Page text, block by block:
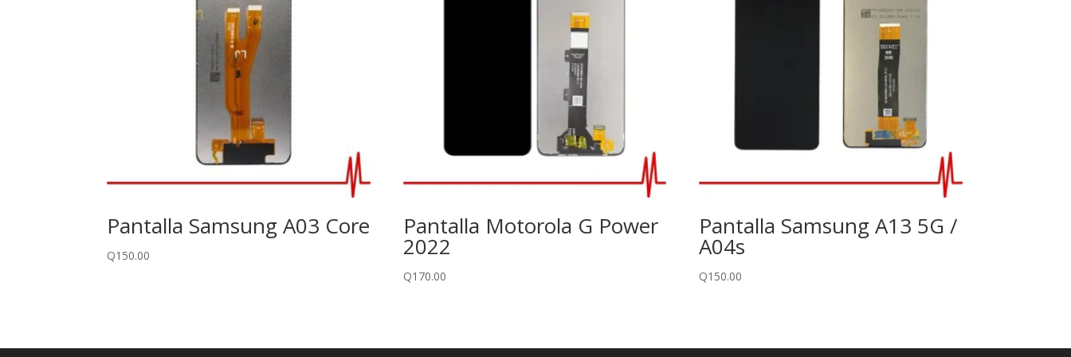
Pantalla Samsung A03 Core
Q150.00
Pantalla Motorola G Power
2022
Q170.00
Pantalla Samsung A13 5G /
A04s
Q150.00